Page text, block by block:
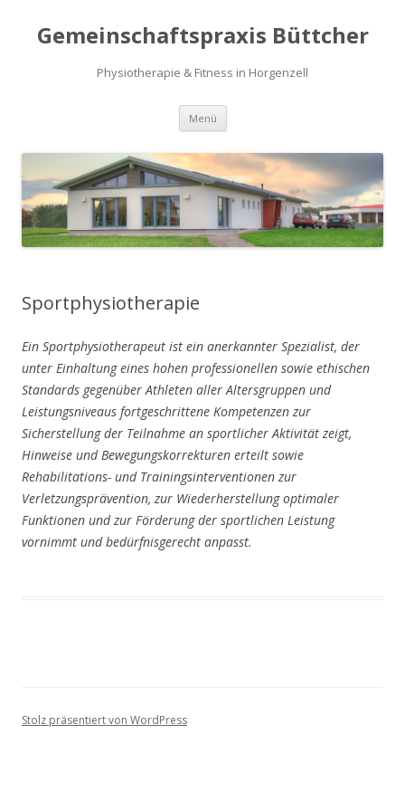
Gemeinschaftspraxis Büttcher
Physiotherapie & Fitness in Horgenzell
Menü Zum
springen
Sportphysiotherapie
Ein Sportphysiotherapeut ist ein anerkannter Spezialist, der
unter Einhaltung eines hohen professionellen sowie ethischen
Standards gegenüber Athleten aller Altersgruppen und
Leistungsniveaus fortgeschrittene Kompetenzen zur
Sicherstellung der Teilnahme an sportlicher Aktivität zeigt,
Hinweise und Bewegungskorrekturen erteilt sowie
Rehabilitations- und Trainingsinterventionen zur
Verletzungsprävention, zur Wiederherstellung optimaler
Funktionen und zur Förderung der sportlichen Leistung
vornimmt und bedürfnisgerecht anpasst.
Stolz präsentiert von WordPress